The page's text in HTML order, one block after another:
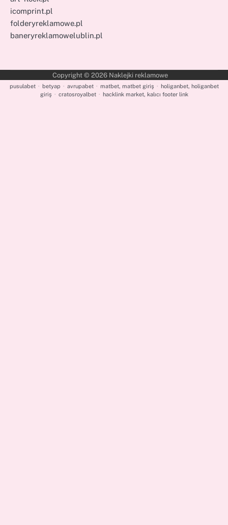
icomprint.pl
folderyreklamowe.pl
baneryreklamowelublin.pl
Copyright © 2026 Naklejki reklamowe
pusulabet · betyap · avrupabet · matbet, matbet giriş · holiganbet, holiganbet
giriş · cratosroyalbet · hacklink market, kalıcı footer link